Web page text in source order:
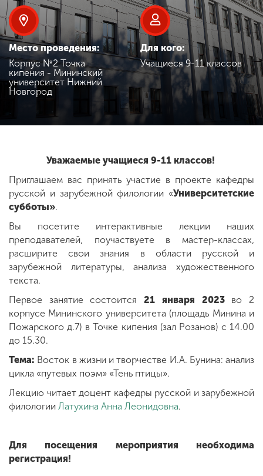
Наука
Международная
деятельность
Студенческая жизнь
Сведения об
образовательной
организации
ENG SPN CHI
Приемная
комиссия
+7 (831) 262-26-20
Место проведения:
Корпус №2 Точка
кипения - Мининский
университет Нижний
Новгород
Для кого:
Учащиеся 9-11 классов
Уважаемые учащиеся 9-11 классов!
Приглашаем вас принять участие в проекте кафедры
русской и зарубежной филологии «Университетские
субботы».
Вы посетите интерактивные лекции наших
преподавателей, поучаствуете в мастер-классах,
расширите свои знания в области русской и
зарубежной литературы, анализа художественного
текста.
Первое занятие состоится21 января 2023во 2
корпусе Мининского университета (площадь Минина и
Пожарского д.7) в Точке кипения (зал Розанов) с 14.00
до 15.30.
Тема: Восток в жизни и творчестве И.А. Бунина: анализ
цикла «путевых поэм» «Тень птицы».
Лекцию читает доцент кафедры русской и зарубежной
филологии Латухина Анна Леонидовна.
Для посещения мероприятия необходима
регистрация!